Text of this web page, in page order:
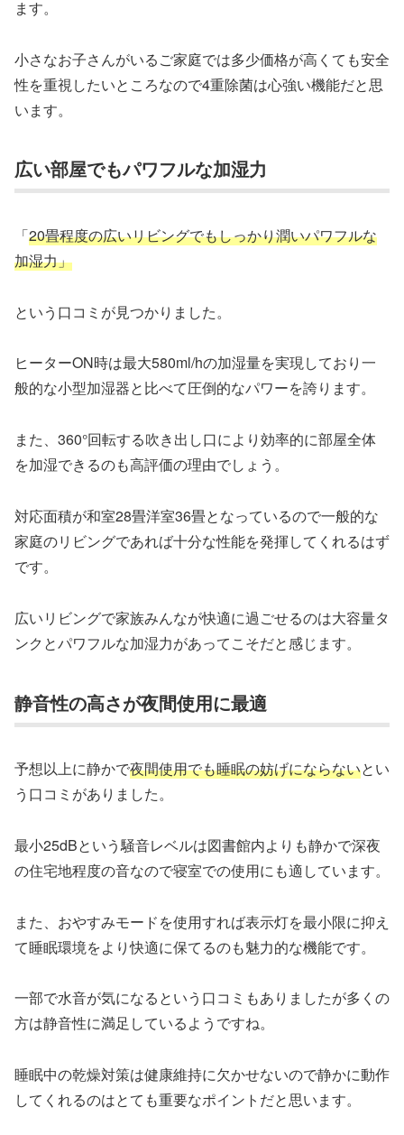
ます。
小さなお子さんがいるご家庭では多少価格が高くても安全
性を重視したいところなので4重除菌は心強い機能だと思
います。
広い部屋でもパワフルな加湿力
「20畳程度の広いリビングでもしっかり潤いパワフルな
加湿力」
という口コミが見つかりました。
ヒーターON時は最大580ml/hの加湿量を実現しており一
般的な小型加湿器と比べて圧倒的なパワーを誇ります。
また、360°回転する吹き出し口により効率的に部屋全体
を加湿できるのも高評価の理由でしょう。
対応面積が和室28畳洋室36畳となっているので一般的な
家庭のリビングであれば十分な性能を発揮してくれるはず
です。
広いリビングで家族みんなが快適に過ごせるのは大容量タ
ンクとパワフルな加湿力があってこそだと感じます。
静音性の高さが夜間使用に最適
予想以上に静かで夜間使用でも睡眠の妨げにならないとい
う口コミがありました。
最小25dBという騒音レベルは図書館内よりも静かで深夜
の住宅地程度の音なので寝室での使用にも適しています。
また、おやすみモードを使用すれば表示灯を最小限に抑え
て睡眠環境をより快適に保てるのも魅力的な機能です。
一部で水音が気になるという口コミもありましたが多くの
方は静音性に満足しているようですね。
睡眠中の乾燥対策は健康維持に欠かせないので静かに動作
してくれるのはとても重要なポイントだと思います。